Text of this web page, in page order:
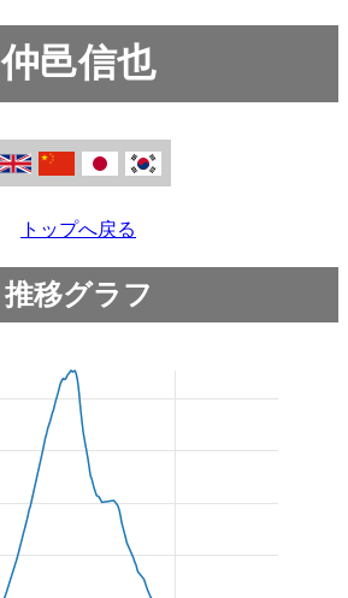
仲邑信也
トップへ戻る
推移グラフ